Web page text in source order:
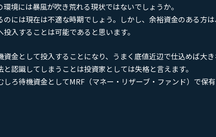
境には暴風が吹き荒れる現状ではないでしょうか。
には現在は不適な時期でしょう。しかし、余裕資金のある方
入することは可能であると思います。
金として投入することになり、うまく底値近辺で仕込めば大き
認識してしまうことは投資家としては失格と言えます。
ろ待機資金としてMRF（マネー・リザーブ・ファンド）で保